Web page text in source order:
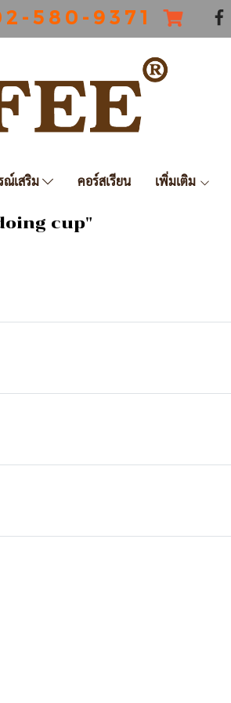
2 - 5 8 0 - 9 3 7 1
ณ์เสริม คอร์สเรียน เพิ่มเติม
cup"